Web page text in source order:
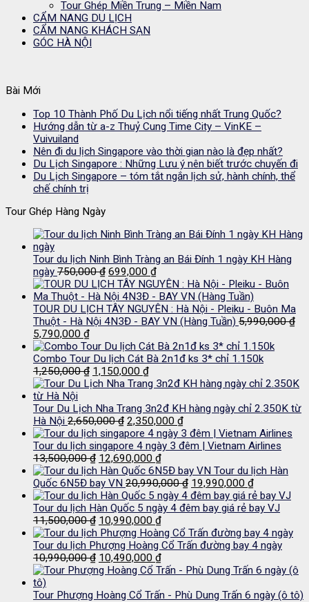
Tour Ghép Miền Trung – Miền Nam
CẨM NANG DU LỊCH
CẨM NANG KHÁCH SẠN
GÓC HÀ NỘI
Bài Mới
Top 10 Thành Phố Du Lịch nổi tiếng nhất Trung Quốc?
Hướng dẫn từ a-z Thuỷ Cung Time City – VinKE –
Vuivuiland
Nên đi du lịch Singapore vào thời gian nào là đẹp nhất?
Du Lịch Singapore : Những Lưu ý nên biết trước chuyến đi
Du Lịch Singapore – tóm tắt ngắn lịch sử, hành chính, thể
chế chính trị
Tour Ghép Hàng Ngày
Tour du lịch Ninh Bình Tràng an Bái Đính 1 ngày KH Hàng
ngày 750,000₫ Giá
gốc
là:
750,000 ₫.
699,000 ₫Giá
hiện
tại
là:
699,000 ₫.
TOUR DU LỊCH TÂY NGUYÊN : Hà Nội - Pleiku - Buôn Ma
Thuột - Hà Nội 4N3Đ - BAY VN (Hàng Tuần) 5,990,000₫
Giá
gốc
là:
5,990,000 ₫.
5,790,000 ₫Giá
hiện
tại
là:
5,790,000 ₫.
Combo Tour Du lịch Cát Bà 2n1đ ks 3* chỉ 1.150k
1,250,000₫ Giá
gốc
1,250,000 ₫.
1,150,000 ₫Giá
hiện
là:
1,150,000 ₫.
Tour Du Lịch Nha Trang 3n2đ KH hàng ngày chỉ 2.350K từ
Hà Nội 2,650,000₫ Giá
gốc
là:
2,650,000 ₫.
2,350,000 ₫Giá
hiện
tại
2,350,000 ₫.
Tour du lịch singapore 4 ngày 3 đêm | Vietnam Airlines
13,500,000₫ Giá
gốc
là:
13,500,000 ₫.
12,690,000 ₫Giá
hiện
tại
là:
12,690,000 ₫.
Tour du lịch Hàn
Quốc 6N5Đ bay VN 20,990,000₫ Giá
gốc
là:
19,990,000 ₫Giá
hiện
tại
19,990,000
Tour du lịch Hàn Quốc 5 ngày 4 đêm bay giá rẻ bay VJ
11,500,000₫ Giá
gốc
là:
11,500,000 ₫.
10,990,000 ₫Giá
hiện
tại
là:
10,990,000 ₫.
Tour du lịch Phượng Hoàng Cổ Trấn đường bay 4 ngày
10,990,000₫ Giá
gốc
10,990,000 ₫.
10,490,000 ₫Giá
hiện
là:
Tour Phượng Hoàng Cổ Trấn - Phù Dung Trấn 6 ngày (ô tô)